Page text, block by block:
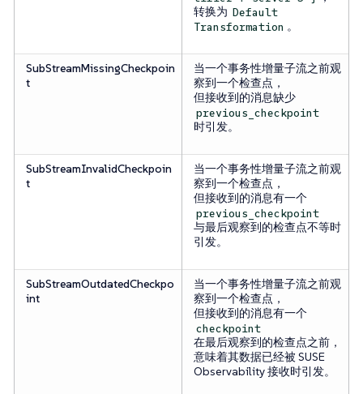
转换为 Default
Transformation 。
SubStreamMissingCheckpoin
t
当一个事务性增量子流之前观
察到一个检查点，
但接收到的消息缺少
previous_checkpoint
时引发。
SubStreamInvalidCheckpoin
t
当一个事务性增量子流之前观
察到一个检查点，
但接收到的消息有一个
previous_checkpoint
与最后观察到的检查点不等时
引发。
SubStreamOutdatedCheckpo
int
当一个事务性增量子流之前观
察到一个检查点，
但接收到的消息有一个
checkpoint
在最后观察到的检查点之前，
意味着其数据已经被 SUSE
Observability 接收时引发。